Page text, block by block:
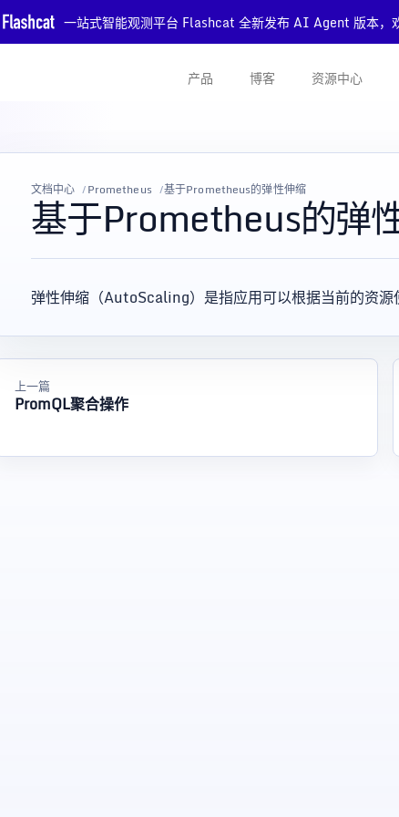
一站式智能观测平台 Flashcat 全新发布 AI Agent 版本，
产品 博客 资源中心
文档中心 Prometheus 基于Prometheus的弹性伸缩
基于Prometheus的弹
弹性伸缩（AutoScaling）是指应用可以根据当前的资源
上一篇
PromQL聚合操作